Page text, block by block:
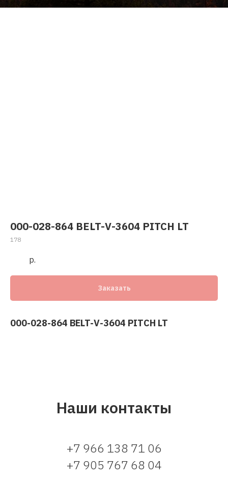
000-028-864 BELT-V-3604 PITCH LT
178
р.
Заказать
000-028-864 BELT-V-3604 PITCH LT
Наши контакты
+7 966 138 71 06
+7 905 767 68 04